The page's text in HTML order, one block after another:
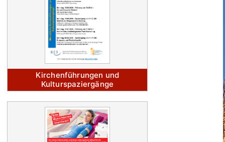
Kirchenführungen und
Kulturspaziergänge